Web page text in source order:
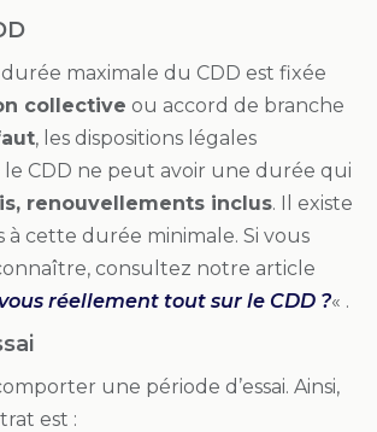
maximale du CDD est fixée
collective ou accord de branche
, les dispositions légales
CDD ne peut avoir une durée qui
renouvellements inclus. Il existe
à cette durée minimale. Si vous
consultez notre article
réellement tout sur le CDD ?« .
une période d’essai. Ainsi,
est :